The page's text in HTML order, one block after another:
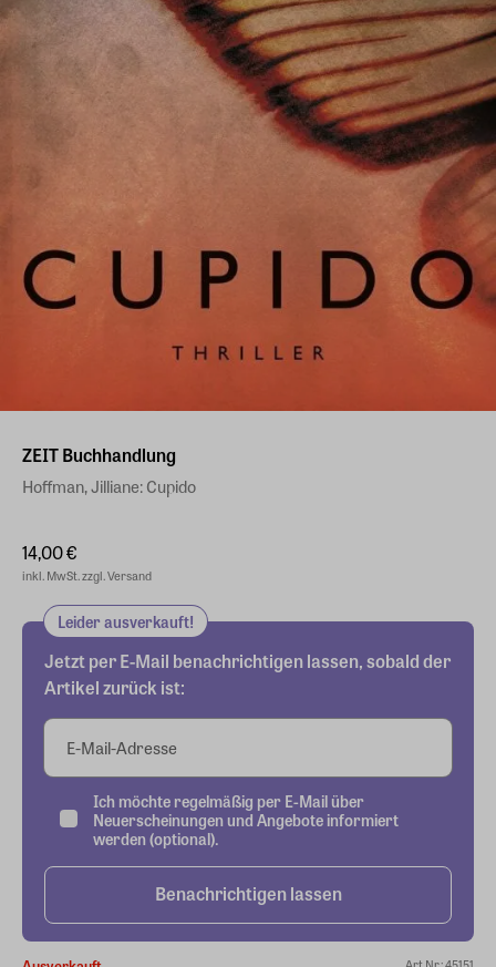
ZEIT Buchhandlung
Hoffman, Jilliane: Cupido
14,00 €
inkl. MwSt. zzgl. Versand
Leider ausverkauft!
Jetzt per E-Mail benachrichtigen lassen, sobald der
Artikel zurück ist:
E-Mail-Adresse
Ich möchte regelmäßig per E-Mail über
Neuerscheinungen und Angebote informiert
werden (optional).
Benachrichtigen lassen